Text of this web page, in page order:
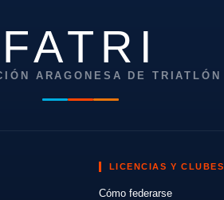
FATRI
ARAGONESA DE TRIATLÓN
LICENCIAS Y CLUBES
Cómo federarse